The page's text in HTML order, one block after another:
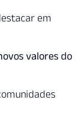
em
valores do